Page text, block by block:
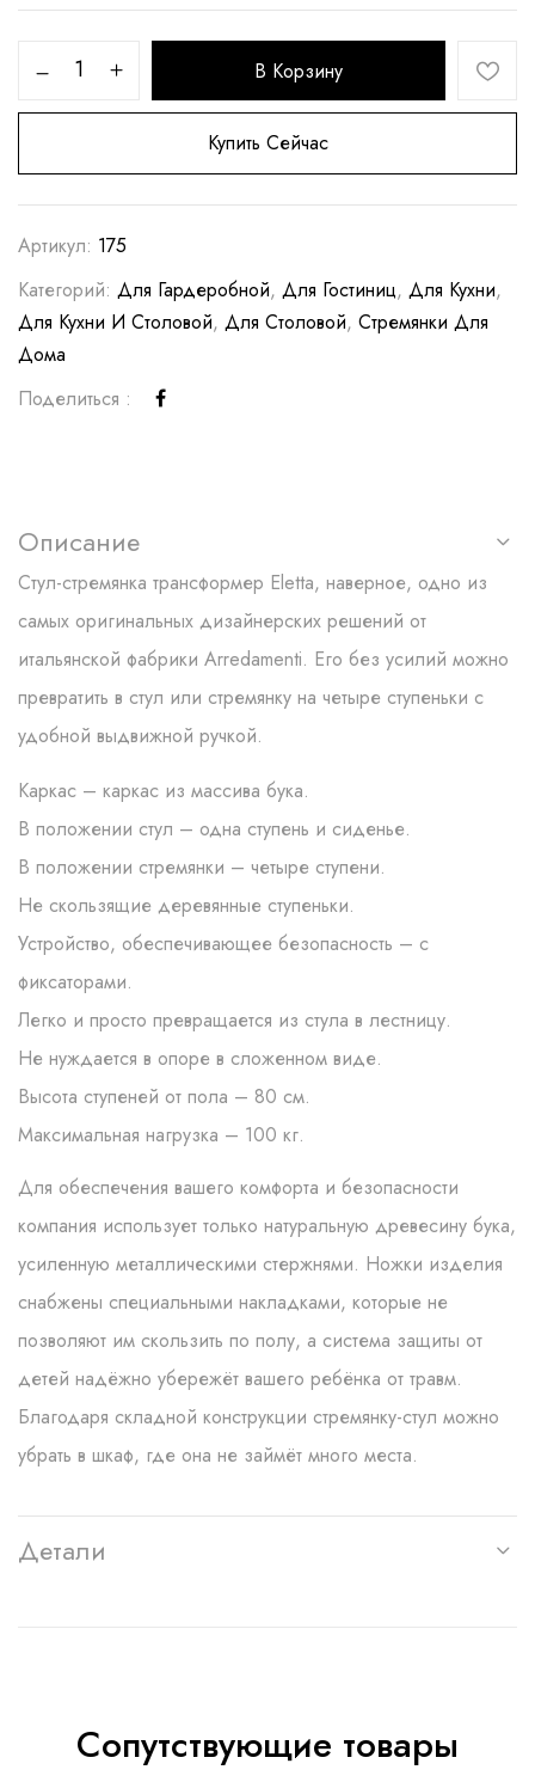
В Корзину
Купить Сейчас
Артикул: 175
Категорий: Для Гардеробной, Для Гостиниц, Для Кухни,
Для Кухни И Столовой, Для Столовой, Стремянки Для
Дома
Поделиться :
Описание
Стул-стремянка трансформер Eletta, наверное, одно из
самых оригинальных дизайнерских решений от
итальянской фабрики Arredamenti. Его без усилий можно
превратить в стул или стремянку на четыре ступеньки с
удобной выдвижной ручкой.
Каркас – каркас из массива бука.
В положении стул – одна ступень и сиденье.
В положении стремянки – четыре ступени.
Не скользящие деревянные ступеньки.
Устройство, обеспечивающее безопасность – с
фиксаторами.
Легко и просто превращается из стула в лестницу.
Не нуждается в опоре в сложенном виде.
Высота ступеней от пола – 80 см.
Максимальная нагрузка – 100 кг.
Для обеспечения вашего комфорта и безопасности
компания использует только натуральную древесину бука,
усиленную металлическими стержнями. Ножки изделия
снабжены специальными накладками, которые не
позволяют им скользить по полу, а система защиты от
детей надёжно убережёт вашего ребёнка от травм.
Благодаря складной конструкции стремянку-стул можно
убрать в шкаф, где она не займёт много места.
Детали
Сопутствующие товары